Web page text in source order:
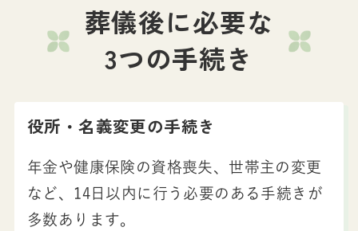
葬儀後に必要な
3つの手続き
役所・名義変更の手続き
年金や健康保険の資格喪失、世帯主の変更
など、14日以内に行う必要のある手続きが
多数あります。